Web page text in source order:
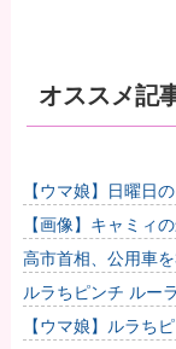
オススメ記
【ウマ娘】日曜日
【画像】キャミィ
みがエグすぎる他
高市首相、公用車
更ｗｗｗｗｗｗｗ
ルラちピンチ ルー
【ウマ娘】ルラち